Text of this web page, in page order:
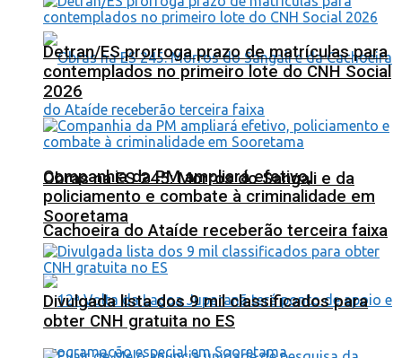
Obras na ES 245: Morros do Sangali e da
Cachoeira do Ataíde receberão terceira faixa
Detran/ES prorroga prazo de matrículas para
contemplados no primeiro lote do CNH Social
2026
Companhia da PM ampliará efetivo,
policiamento e combate à criminalidade em
Sooretama
Divulgada lista dos 9 mil classificados para
obter CNH gratuita no ES